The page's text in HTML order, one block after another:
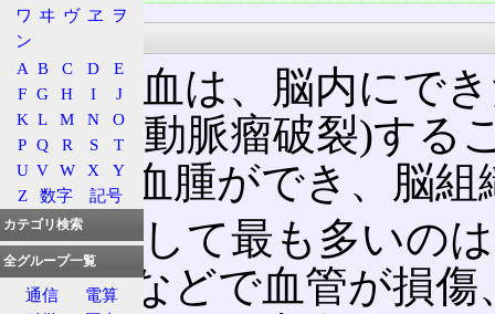
病態
脳内出血は、脳内にで
破裂(脳動脈瘤破裂)する
質内に血腫ができ、脳
原因として最も多いのは
高血圧などで血管が損
ワ ヰ ヴ ヱ
ヲ
ン
A B C D
E
F G H I
J
K L M N
O
P Q R S
T
U V W X
Y
Z
数字 記号
カテゴリ検索
全グループ一覧
通信
電算